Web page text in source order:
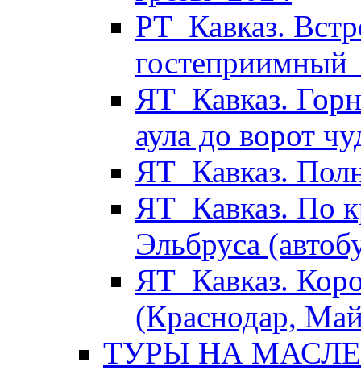
РТ_Кавказ.
ЯТ_Кавказ.
аула до ворот
ЯТ_Кавказ.
ЯТ_Кавказ. По
Эльбруса
ЯТ_Кавказ.
(Краснодар,
ТУРЫ НА